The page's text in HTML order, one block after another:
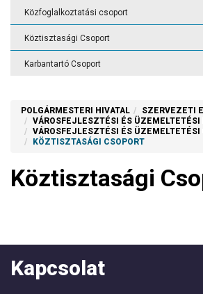
Közfoglalkoztatási csoport
Köztisztasági Csoport
Karbantartó Csoport
POLGÁRMESTERI HIVATAL
SZERVEZETI
VÁROSFEJLESZTÉSI ÉS ÜZEMELTETÉSI
VÁROSFEJLESZTÉSI ÉS ÜZEMELTETÉSI
KÖZTISZTASÁGI CSOPORT
Köztisztasági
Kapcsolat